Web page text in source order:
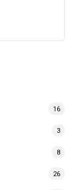
16
3
8
26